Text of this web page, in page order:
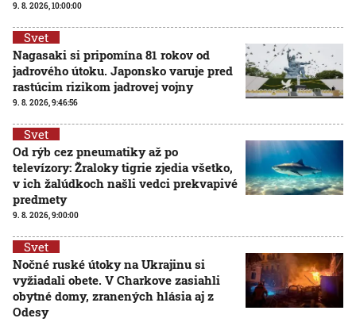
9. 8. 2026, 10:00:00
Svet
Nagasaki si pripomína 81 rokov od
jadrového útoku. Japonsko varuje pred
rastúcim rizikom jadrovej vojny
9. 8. 2026, 9:46:56
Svet
Od rýb cez pneumatiky až po
televízory: Žraloky tigrie zjedia všetko,
v ich žalúdkoch našli vedci prekvapivé
predmety
9. 8. 2026, 9:00:00
Svet
Nočné ruské útoky na Ukrajinu si
vyžiadali obete. V Charkove zasiahli
obytné domy, zranených hlásia aj z
Odesy